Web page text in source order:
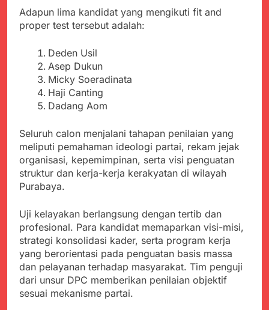
Kab. Sukabumi yang
akan Kadaluarsa.
Juli 20, 2024
Tunjukan
Tuntas Dugaan
penyelewengan
Pengadaan Buku Simi
Juli 19, 2024
Diduga Kuat
Inspektorat Kab,
Sukabumi
Juli 19, 2024
310/KK Ajak Pelajar
Bersihkan Lingkungan
Sekolah
Juli 19, 2024
Selisih APBD Tahun
2023 Kab.Sukabumi
Sebesar Rp 31 Miliar
Juli 16, 2024
Aksi Humanis Polri:
Kapolsek Kebonpedes
Bantu Lansia dengan
Agustus 7, 2026
Adapun lima kandidat yang mengikuti fit and
proper test tersebut adalah:
Deden Usil
Asep Dukun
Micky Soeradinata
Haji Canting
Dadang Aom
Seluruh calon menjalani tahapan penilaian yang
meliputi pemahaman ideologi partai, rekam jejak
organisasi, kepemimpinan, serta visi penguatan
struktur dan kerja-kerja kerakyatan di wilayah
Purabaya.
Uji kelayakan berlangsung dengan tertib dan
profesional. Para kandidat memaparkan visi-misi,
strategi konsolidasi kader, serta program kerja
yang berorientasi pada penguatan basis massa
dan pelayanan terhadap masyarakat. Tim penguji
dari unsur DPC memberikan penilaian objektif
sesuai mekanisme partai.